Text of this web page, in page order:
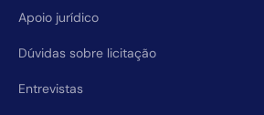
Apoio jurídico
Dúvidas sobre licitação
Entrevistas